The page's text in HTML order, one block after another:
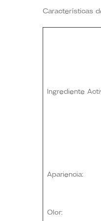
Características
Ingrediente
Apariencia:
Olor: